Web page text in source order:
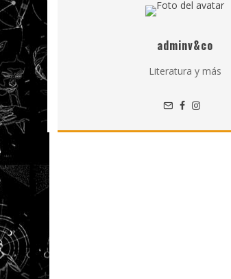
adminv&co
Literatura y más